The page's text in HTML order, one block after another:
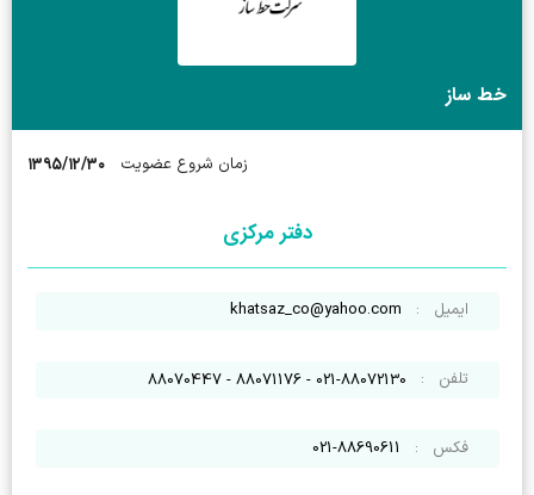
خط ساز
زمان شروع عضویت ۱۳۹۵/۱۲/۳۰
دفتر مرکزی
ایمیل :
khatsaz_co@yahoo.com
تلفن :
021-88072130 - 88071176 - 88070447
فکس :
021-88690611